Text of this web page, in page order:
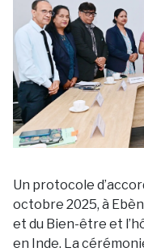
Un protocole
octobre 2025, à
et du Bien-être et
en Inde. La